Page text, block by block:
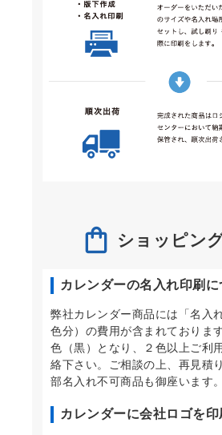
ショッピン
カレンダーの名入れ印刷に
弊社カレンダー商品には「名入
色分）の費用が含まれておりま
色（黒）となり、２色以上ご利
絡下さい。ご相談の上、再見積
部名入れ不可商品も御座います。
カレンダーに会社ロゴを